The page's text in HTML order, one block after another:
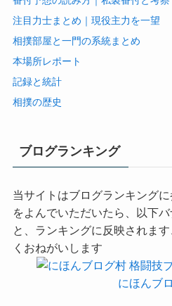
注目力士まとめ｜現役主力を一望
相撲部屋と一門の系統まとめ
本場所レポート
記録と統計
相撲の歴史
ブログランキング
当サイトはブログランキング
をよんでいただいたら、以下
と、ランキングに反映されま
くおねがいします
にほんブ